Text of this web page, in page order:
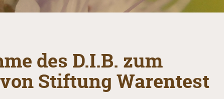
des D.I.B. zum
Stiftung Warentest